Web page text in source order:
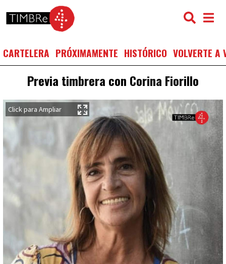
CARTELERA PRÓXIMAMENTE HISTÓRICO VOLVERTE A
Previa timbrera con Corina Fiorillo